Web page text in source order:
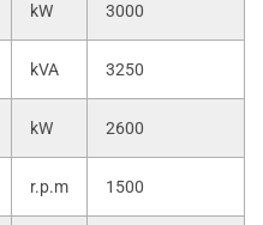
kW 3000
kVA 3250
kW 2600
r.p.m 1500